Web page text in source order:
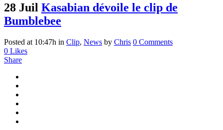
28 Juil Kasabian dévoile le clip de
Bumblebee
Posted at 10:47h in Clip, News by Chris 0 Comments
0 Likes
Share